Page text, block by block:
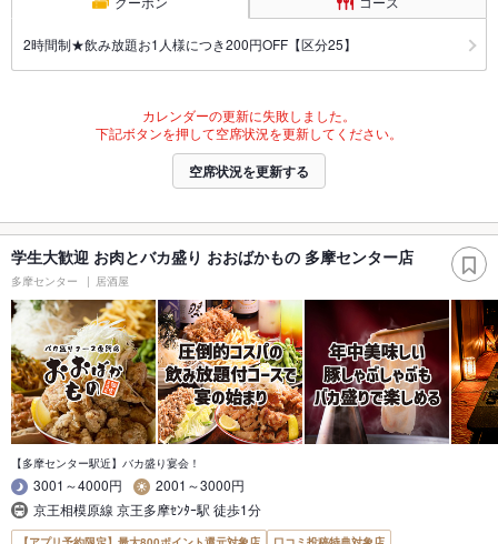
2時間制★飲み放題お1人様につき200円OFF【区分25】
カレンダーの更新に失敗しました。
下記ボタンを押して空席状況を更新してください。
空席状況を更新する
学生大歓迎 お肉とバカ盛り おおばかもの 多摩センター店
多摩センター 居酒屋
【多摩センター駅近】バカ盛り宴会！
3001～4000円
2001～3000円
京王相模原線 京王多摩ｾﾝﾀｰ駅 徒歩1分